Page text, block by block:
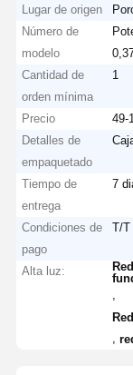
Lugar de origen
Número de
modelo
Cantidad de
orden mínima
1
Precio
49-
Detalles de
empaquetado
Tiempo de
entrega
7
Condiciones de
pago
T/T
Alta luz:
,